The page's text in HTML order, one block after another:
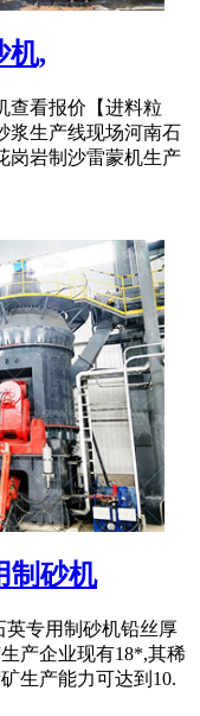
机,
查看报价【进料粒
浆生产线现场河南石
岗岩制沙雷蒙机生产
制砂机
英专用制砂机铅丝厚
产企业现有18*,其稀
生产能力可达到10.